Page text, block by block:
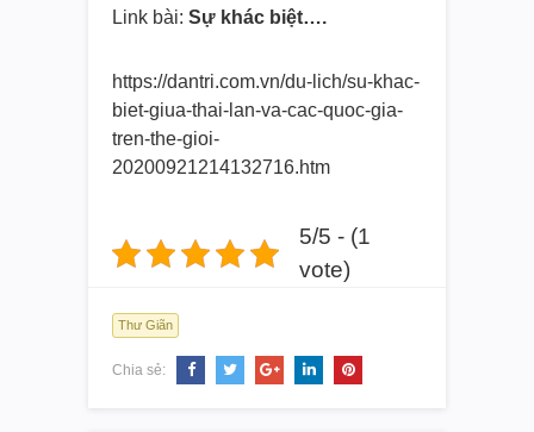
Link bài: Sự khác biệt….
https://dantri.com.vn/du-lich/su-khac-
biet-giua-thai-lan-va-cac-quoc-gia-
tren-the-gioi-
20200921214132716.htm
5/5 - (1
vote)
Thư Giãn
Chia sẻ: